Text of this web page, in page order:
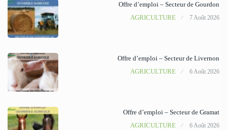
Offre d’emploi – Secteur de Gourdon
AGRICULTURE
7 Août 2026
Offre d’emploi – Secteur de Livernon
AGRICULTURE
6 Août 2026
Offre d’emploi – Secteur de Gramat
AGRICULTURE
6 Août 2026